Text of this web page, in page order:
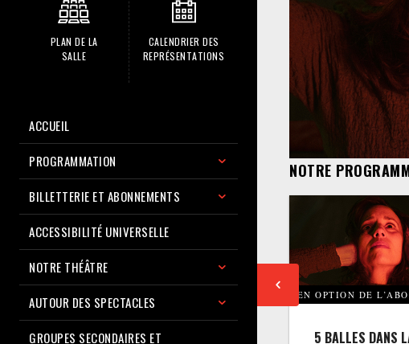
PLAN DE LA
SALLE
CALENDRIER DES
REPRÉSENTATIONS
ACCUEIL
PROGRAMMATION
BILLETTERIE ET ABONNEMENTS
ACCESSIBILITÉ UNIVERSELLE
NOTRE THÉÂTRE
AUTOUR DES SPECTACLES
GROUPES SECONDAIRES ET
NOTRE
EN OPTION DE
5 BALLES DANS